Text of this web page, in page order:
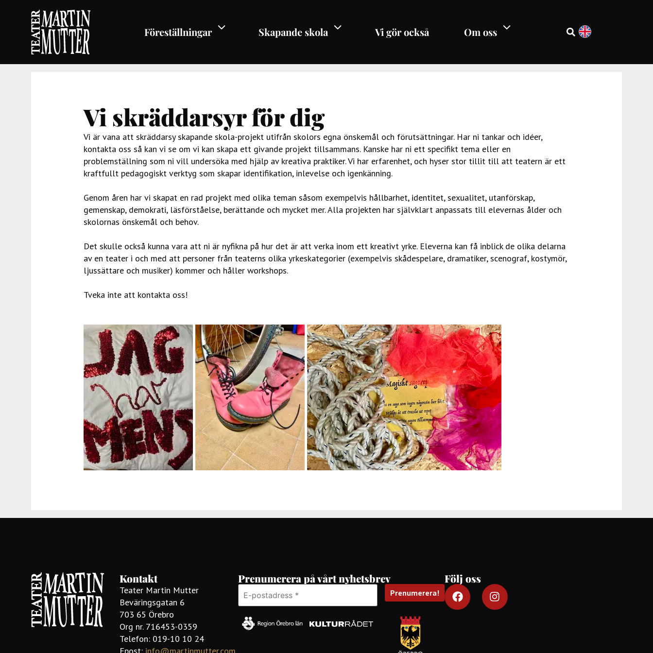
Föreställningar Skapande skola Vi gör också Om oss
Vi skräddarsyr för dig
Vi är vana att skräddarsy skapande skola-projekt utifrån skolors egna önskemål och förutsättningar. Har ni tankar och idéer,
kontakta oss så kan vi se om vi kan skapa ett givande projekt tillsammans. Kanske har ni ett specifikt tema eller en
problemställning som ni vill undersöka med hjälp av kreativa praktiker. Vi har erfarenhet, och hyser stor tillit till att teatern är ett
kraftfullt pedagogiskt verktyg som skapar identifikation, inlevelse och igenkänning.
Genom åren har vi skapat en rad projekt med olika teman såsom exempelvis hållbarhet, identitet, sexualitet, utanförskap,
gemenskap, demokrati, läsförståelse, berättande och mycket mer. Alla projekten har självklart anpassats till elevernas ålder och
skolornas önskemål och behov.
Det skulle också kunna vara att ni är nyfikna på hur det är att verka inom ett kreativt yrke. Eleverna kan få inblick de olika delarna
av en teater i och med att personer från teaterns olika yrkeskategorier (exempelvis skådespelare, dramatiker, scenograf, kostymör,
ljussättare och musiker) kommer och håller workshops.
Tveka inte att kontakta oss!
Kontakt
Teater Martin Mutter
Beväringsgatan 6
703 65 Örebro
Org nr. 716453-0359
Telefon: 019-10 10 24
Epost: info@martinmutter.com
Prenumerera på vårt nyhetsbrev Följ oss